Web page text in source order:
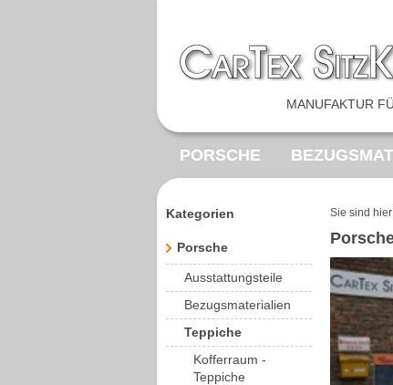
MANUFAKTUR
PORSCHE
VOLKSWAGEN
Kategorien
Porsche
Ausstattungsteile
Bezugsmaterialien
Teppiche
Kofferraum -
Teppiche
Sie sind